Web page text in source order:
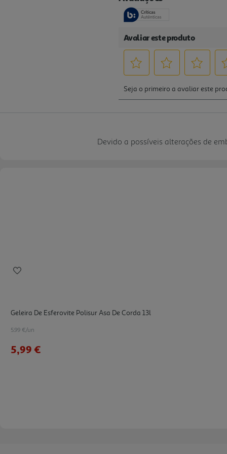
Devido a possíveis alterações de
Geleira De Esferovite Polisur Asa De Corda 13l
5.99 €/un
5,99 €